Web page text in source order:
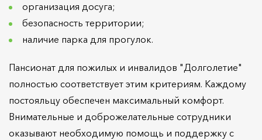
организация досуга;
безопасность территории;
наличие парка для прогулок.
Пансионат для пожилых и инвалидов "Долголетие"
полностью соответствует этим критериям. Каждому
постояльцу обеспечен максимальный комфорт.
Внимательные и доброжелательные сотрудники
оказывают необходимую помощь и поддержку с